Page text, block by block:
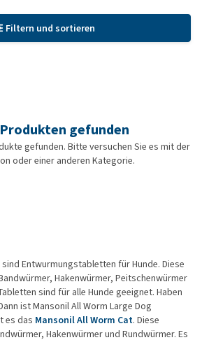
Filtern und sortieren
gefunden
gefunden. Bitte versuchen Sie es mit der
oder einer anderen Kategorie.
sind Entwurmungstabletten für Hunde. Diese
Hakenwürmer, Peitschenwürmer
sind für alle Hunde geeignet. Haben
ist Mansonil All Worm Large Dog
es das Mansonil All Worm Cat. Diese
Hakenwürmer und Rundwürmer. Es